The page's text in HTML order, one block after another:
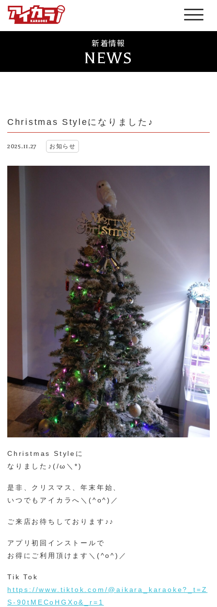
新着情報
NEWS
Christmas Styleになりました♪
2025.11.27 お知らせ
Christmas Styleに
なりました♪(/ω＼*)
是非、クリスマス、年末年始、
いつでもアイカラへ＼(^o^)／
ご来店お待ちしております♪♪
アプリ初回インストールで
お得にご利用頂けます＼(^o^)／
Tik Tok
https://www.tiktok.com/@aikara_karaoke?_t=Z
S-90tMECoHGXo&_r=1